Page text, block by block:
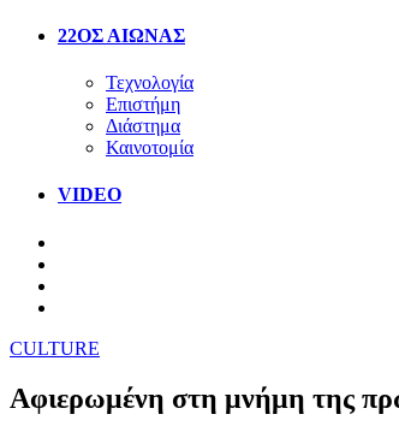
22ΟΣ ΑΙΩΝΑΣ
Τεχνολογία
Επιστήμη
Διάστημα
Καινοτομία
VIDEO
CULTURE
Αφιερωμένη στη μνήμη της